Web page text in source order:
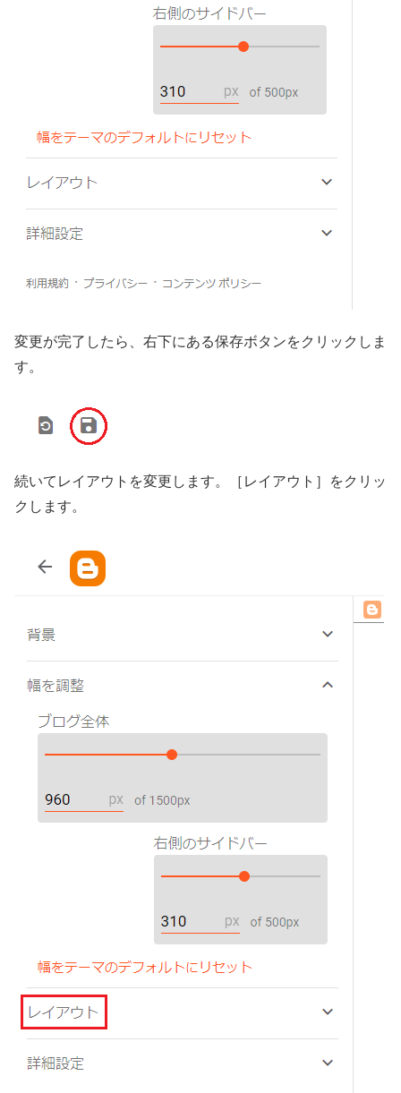
変更が完了したら、右下にある保存ボタンをクリックしま
す。
続いてレイアウトを変更します。［レイアウト］をクリッ
クします。